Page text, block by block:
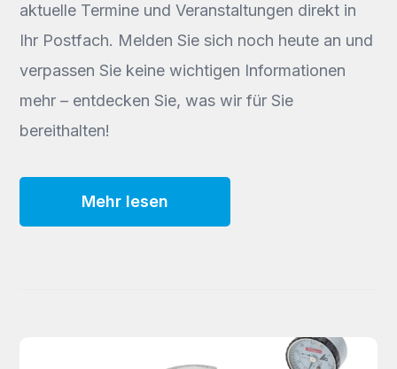
aktuelle Termine und Veranstaltungen direkt in
Ihr Postfach. Melden Sie sich noch heute an und
verpassen Sie keine wichtigen Informationen
mehr – entdecken Sie, was wir für Sie
bereithalten!
Mehr lesen